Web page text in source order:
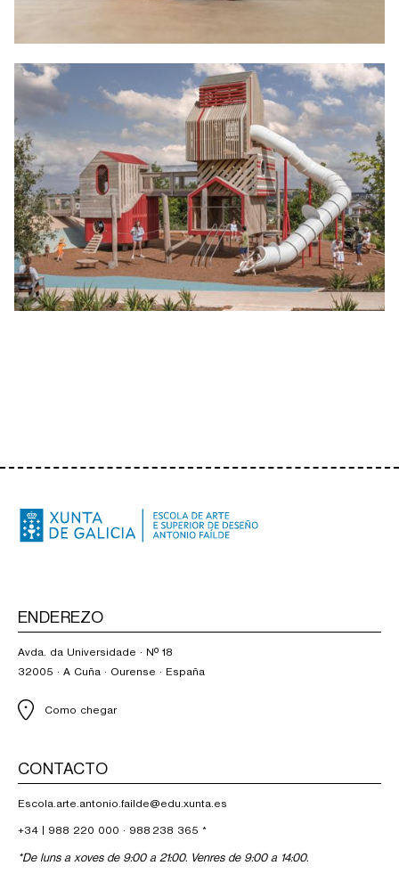
ENDEREZO
Avda. da Universidade · Nº 18
32005 · A Cuña · Ourense · España
Como chegar
CONTACTO
Escola.arte.antonio.failde@edu.xunta.es
+34 | 988 220 000 · 988 238 365 *
*De luns a xoves de 9:00 a 21:00. Venres de 9:00 a 14:00.